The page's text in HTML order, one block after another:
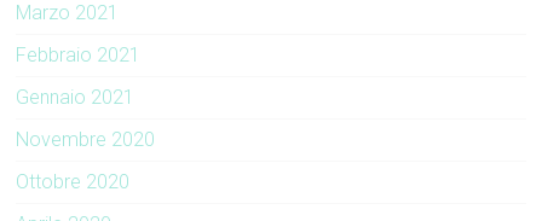
Marzo 2021
Febbraio 2021
Gennaio 2021
Novembre 2020
Ottobre 2020